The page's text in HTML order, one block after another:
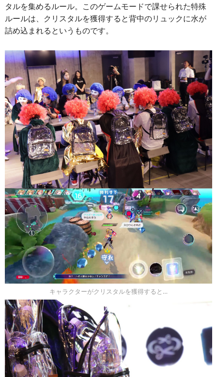
タルを集めるルール。このゲームモードで課せられた特殊
ルールは、クリスタルを獲得すると背中のリュックに水が
詰め込まれるというものです。
キャラクターがクリスタルを獲得すると…